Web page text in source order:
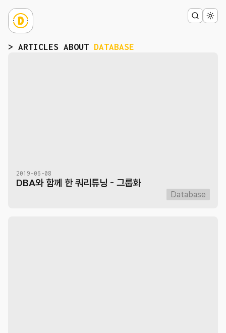
> ARTICLES ABOUT DATABASE
2019-06-08
DBA와 함께 한 쿼리튜닝 - 그룹화
Database